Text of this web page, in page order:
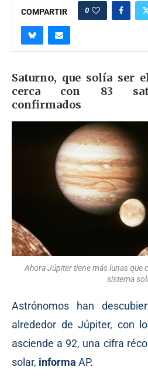
COMPARTIR 0
Saturno, que solía ser
cerca con 83
confirmados
Ahora Júpiter tiene más lunas que
sistema
Astrónomos han
alrededor de Júpiter, con
asciende a 92, una cifra
solar, informa AP.